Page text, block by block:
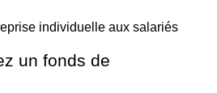
individuelle aux salariés
un fonds de